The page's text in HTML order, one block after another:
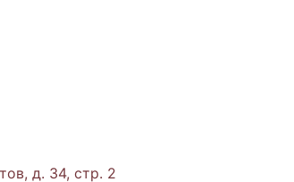
д. 34, стр. 2